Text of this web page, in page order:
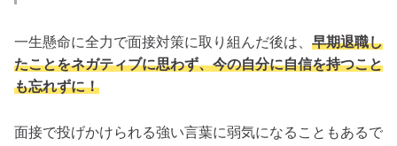
一生懸命に全力で面接対策に取り組んだ後は、 早期退職し
たことをネガティブに思わず、今の自分に自信を持つこと
も忘れずに！
面接で投げかけられる強い言葉に弱気になることもあるで